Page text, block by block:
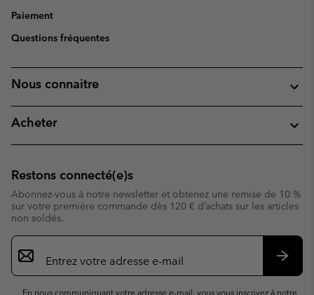
Paiement
Questions fréquentes
Nous connaitre
Acheter
Restons connecté(e)s
Abonnez-vous à notre newsletter et obtenez une remise de 10 %
sur votre première commande dès 120 € d’achats sur les articles
non soldés.
Inscription
par
e-
En nous communiquant votre adresse e-mail, vous vous inscrivez à notre